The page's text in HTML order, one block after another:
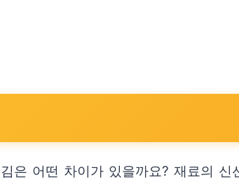
은 어떤 차이가 있을까요? 재료의